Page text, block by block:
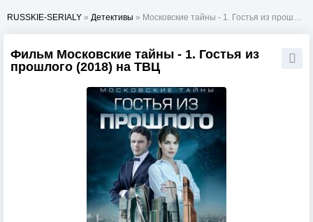
RUSSKIE-SERIALY » Детективы » Московские тайны - 1. Гостья из прошлого
Фильм Московские тайны - 1. Гостья из
прошлого (2018) на ТВЦ